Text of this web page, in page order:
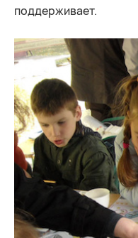
поддерживает.